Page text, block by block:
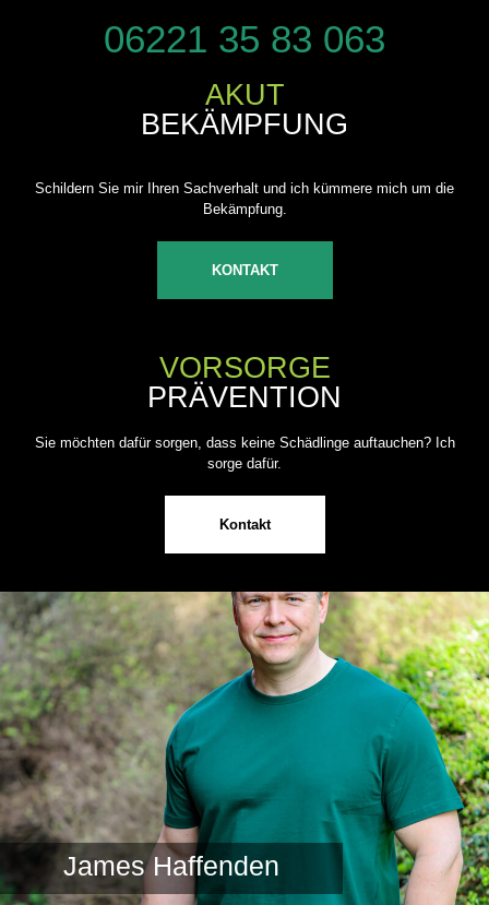
06221 35 83 063
AKUT
BEKÄMPFUNG
Schildern Sie mir Ihren Sachverhalt und ich kümmere mich um die
Bekämpfung.
KONTAKT
VORSORGE
PRÄVENTION
Sie möchten dafür sorgen, dass keine Schädlinge auftauchen? Ich
sorge dafür.
Kontakt
James Haffenden